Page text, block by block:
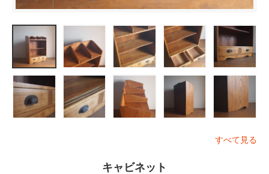
すべて見る
キャビネット